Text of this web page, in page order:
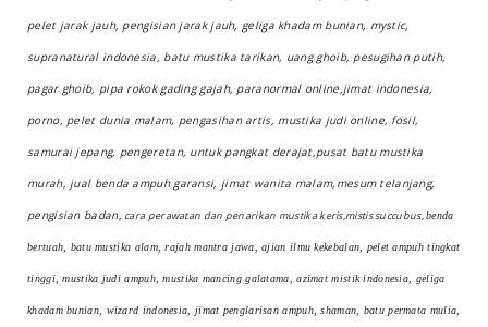
pelet jarak jauh, pengisian jarak jauh, geliga khadam bunian, mystic,
supranatural indonesia, batu mustika tarikan, uang ghoib, pesugihan putih,
pagar ghoib, pipa rokok gading gajah, paranormal online,jimat indonesia,
porno, pelet dunia malam, pengasihan artis, mustika judi online, fosil,
samurai jepang, pengeretan, untuk pangkat derajat,pusat batu mustika
murah, jual benda ampuh garansi, jimat wanita malam,mesum telanjang,
pengisian badan, cara perawatan dan penarikan mustika keris,mistis succubus, benda
bertuah, batu mustika alam, rajah mantra jawa, ajian ilmu kekebalan, pelet ampuh tingkat
tinggi, mustika judi ampuh, mustika mancing galatama, azimat mistik indonesia, geliga
khadam bunian, wizard indonesia, jimat penglarisan ampuh, shaman, batu permata mulia,